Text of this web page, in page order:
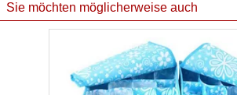
Sie möchten möglicherweise auch